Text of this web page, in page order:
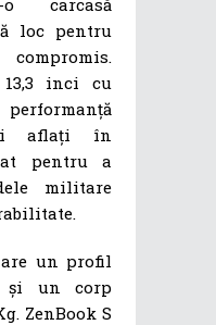
loc pentru
inci cu
performanță
aflați în
pentru a
militare
are un profil
și un corp
ZenBook S